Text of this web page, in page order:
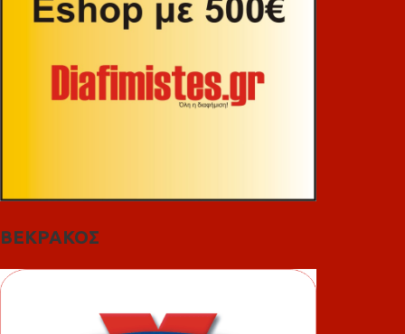
ΒΕΚΡΑΚΟΣ